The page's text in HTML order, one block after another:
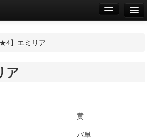
★4】エミリア
ア
黄
バ単